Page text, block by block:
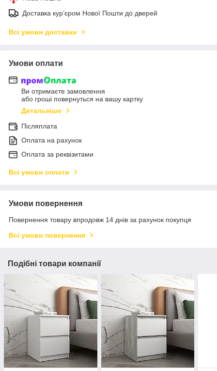
Доставка кур’єром Нової Пошти до дверей
Всі умови доставки
Умови оплати
Ви отримаєте замовлення
або гроші повернуться на вашу картку
Детальніше
Післяплата
Оплата на рахунок
Оплата за реквізитами
Всі умови оплати
Умови повернення
Повернення товару впродовж 14 днів за рахунок покупця
Всі умови повернення
Подібні товари компанії